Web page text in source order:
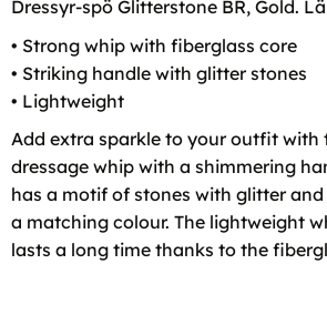
Dressyr-spö Glitterstone BR, Gold.
• Strong whip with fiberglass core
• Striking handle with glitter stones
• Lightweight
Add extra sparkle to your outfit with
dressage whip with a shimmering
has a motif of stones with glitter
a matching colour. The lightweight
lasts a long time thanks to the